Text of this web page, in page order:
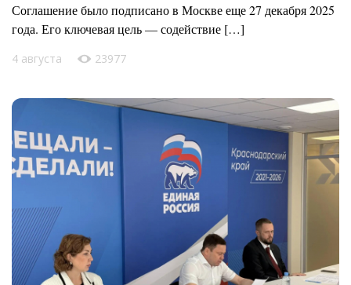
Соглашение было подписано в Москве еще 27 декабря 2025
года. Его ключевая цель — содействие […]
4 августа 23977